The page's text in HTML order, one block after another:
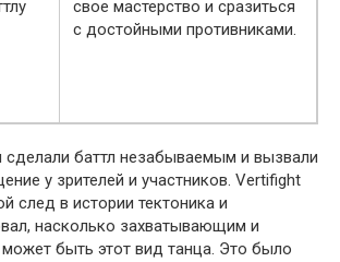
свое мастерство и сразиться
с достойными противниками.
сделали баттл незабываемым и вызвали
у зрителей и участников. Vertifight
след в истории тектоника и
насколько захватывающим и
быть этот вид танца. Это было